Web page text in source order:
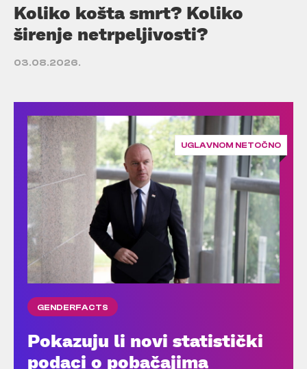
Koliko košta smrt? Koliko
širenje netrpeljivosti?
03.08.2026.
UGLAVNOM NETOČNO
GENDERFACTS
Pokazuju li novi statistički
podaci o pobačajima